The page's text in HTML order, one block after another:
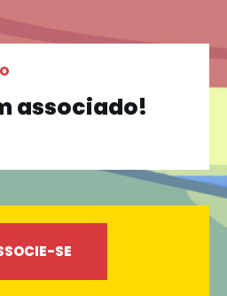
associado!
SE